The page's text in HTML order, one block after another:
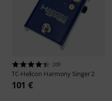
209
TC-Helicon Harmony Singer 2
101 €